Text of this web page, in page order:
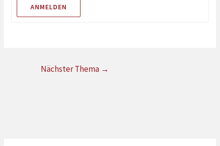
ANMELDEN
Nächster Thema →